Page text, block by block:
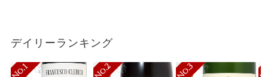
デイリーランキング